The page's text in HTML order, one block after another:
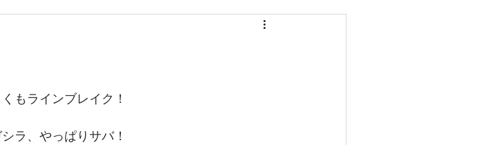
もラインブレイク！
ラ、やっぱりサバ！